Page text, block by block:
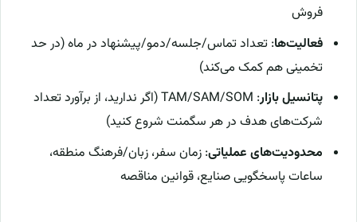
فروش
فعالیت‌ها: تعداد تماس/جلسه/دمو/پیشنهاد در ماه (در حد
تخمینی هم کمک می‌کند)
پتانسیل بازار
: TAM/SAM/SOM (اگر ندارید، از برآورد تعداد
شرکت‌های هدف در هر سگمنت شروع کنید)
محدودیت‌های عملیاتی: زمان سفر، زبان/فرهنگ منطقه،
ساعات پاسخگویی صنایع، قوانین مناقصه